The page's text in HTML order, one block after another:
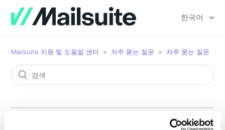
한국어
Mailsuite 지원 및 도움말 센터 자주 묻는 질문 자주 묻는 질문